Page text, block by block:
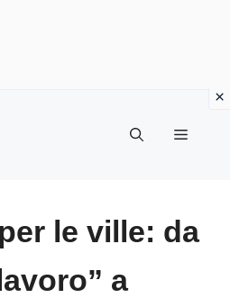
Menu
le ville: da
a